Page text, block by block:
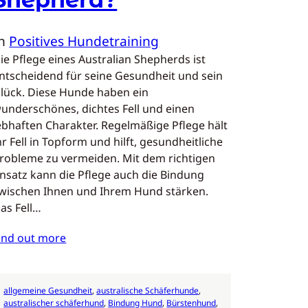
Positives Hundetraining
Pflege eines Australian Shepherds ist
für seine Gesundheit und sein
Diese Hunde haben ein
dichtes Fell und einen
Charakter. Regelmäßige Pflege hält
Fell in Topform und hilft, gesundheitliche
zu vermeiden. Mit dem richtigen
kann die Pflege auch die Bindung
Ihnen und Ihrem Hund stärken.
Fell…
out more
allgemeine Gesundheit, australische Schäferhunde
australischer schäferhund, Bindung Hund, Bürstenhund